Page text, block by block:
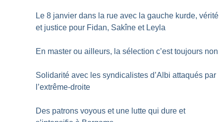
Le 8 janvier dans la rue avec la gauche kurde, vérité
et justice pour Fidan, Sakîne et Leyla
En master ou ailleurs, la sélection c’est toujours non
Solidarité avec les syndicalistes d’Albi attaqués par
l’extrême-droite
Des patrons voyous et une lutte qui dure et